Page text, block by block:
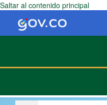
Saltar al contenido principal